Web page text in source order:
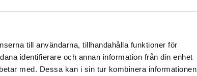
till användarna, tillhandahålla funktioner för
identifierare och annan information från din enhet
med. Dessa kan i sin tur kombinera informationen